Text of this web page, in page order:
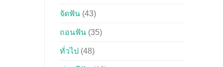
จัดฟัน(43)
ถอนฟัน(35)
ทั่วไป (48)